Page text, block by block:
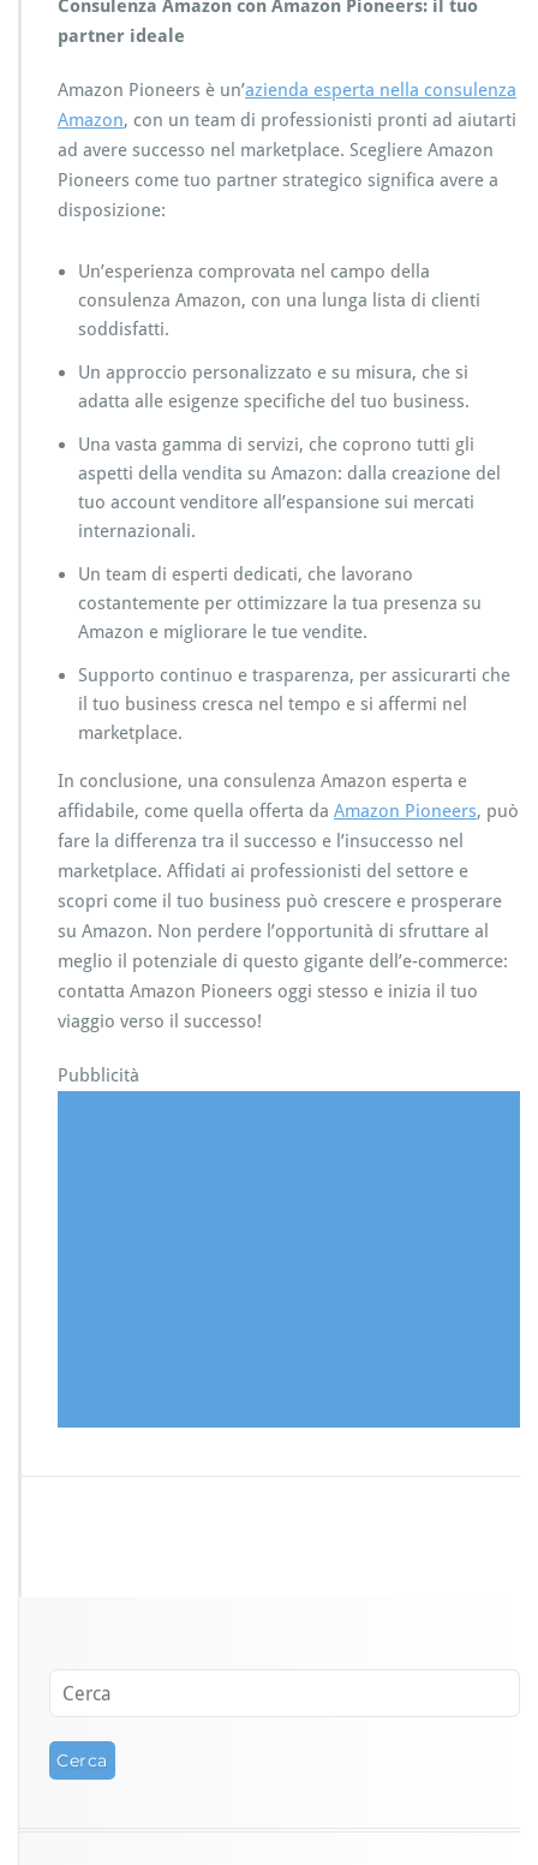
Consulenza Amazon con Amazon Pioneers: il tuo
partner ideale
Amazon Pioneers è un’azienda esperta nella consulenza
Amazon, con un team di professionisti pronti ad aiutarti
ad avere successo nel marketplace. Scegliere Amazon
Pioneers come tuo partner strategico significa avere a
disposizione:
Un’esperienza comprovata nel campo della
consulenza Amazon, con una lunga lista di clienti
soddisfatti.
Un approccio personalizzato e su misura, che si
adatta alle esigenze specifiche del tuo business.
Una vasta gamma di servizi, che coprono tutti gli
aspetti della vendita su Amazon: dalla creazione del
tuo account venditore all’espansione sui mercati
internazionali.
Un team di esperti dedicati, che lavorano
costantemente per ottimizzare la tua presenza su
Amazon e migliorare le tue vendite.
Supporto continuo e trasparenza, per assicurarti che
il tuo business cresca nel tempo e si affermi nel
marketplace.
In conclusione, una consulenza Amazon esperta e
affidabile, come quella offerta da Amazon Pioneers, può
fare la differenza tra il successo e l’insuccesso nel
marketplace. Affidati ai professionisti del settore e
scopri come il tuo business può crescere e prosperare
su Amazon. Non perdere l’opportunità di sfruttare al
meglio il potenziale di questo gigante dell’e-commerce:
contatta Amazon Pioneers oggi stesso e inizia il tuo
viaggio verso il successo!
Pubblicità